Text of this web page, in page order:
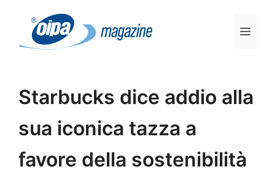
contenuto
Starbucks dice addio alla
sua iconica tazza a
favore della sostenibilità